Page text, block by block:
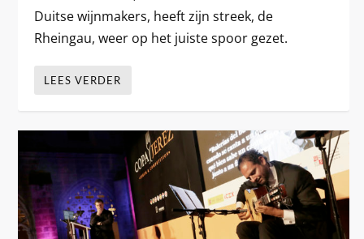
Duitse wijnmakers, heeft zijn streek, de
Rheingau, weer op het juiste spoor gezet.
LEES VERDER